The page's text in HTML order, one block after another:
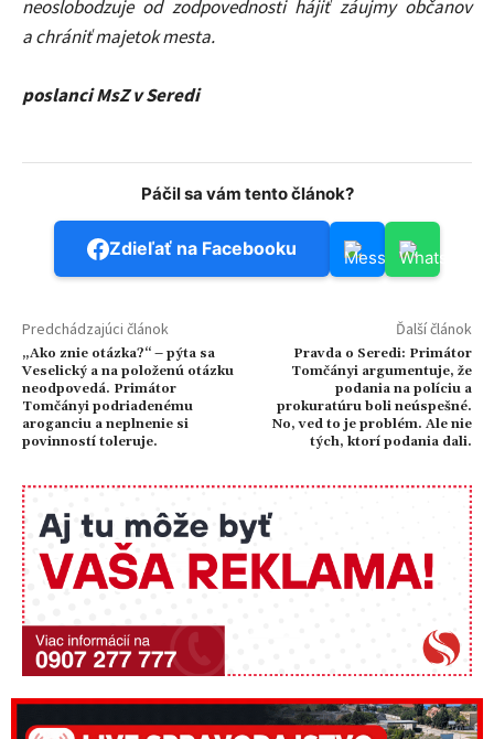
neoslobodzuje od zodpovednosti hájiť záujmy občanov
a chrániť majetok mesta.
poslanci MsZ v Seredi
Páčil sa vám tento článok?
Zdieľať na Facebooku
Predchádzajúci článok
„Ako znie otázka?“ – pýta sa
Veselický a na položenú otázku
neodpovedá. Primátor
Tomčányi podriadenému
aroganciu a neplnenie si
povinností toleruje.
Ďalší článok
Pravda o Seredi: Primátor
Tomčányi argumentuje, že
podania na políciu a
prokuratúru boli neúspešné.
No, ved to je problém. Ale nie
tých, ktorí podania dali.